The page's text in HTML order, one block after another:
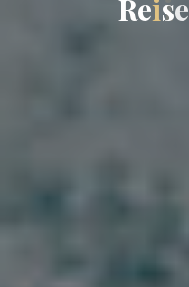
Reise